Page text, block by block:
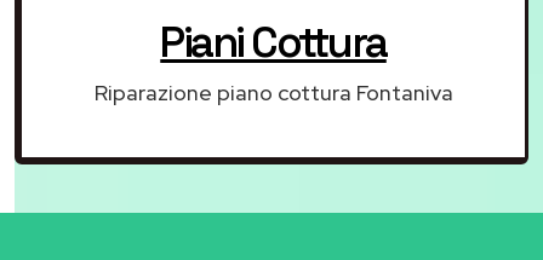
Piani Cottura
Riparazione piano cottura Fontaniva